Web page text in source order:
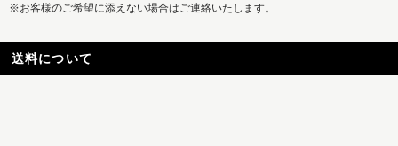
※お客様のご希望に添えない場合はご連絡いたします。
送料について